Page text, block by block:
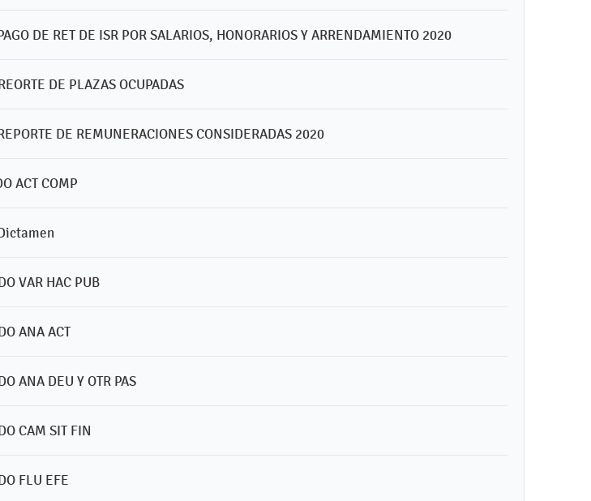
DE RET DE ISR POR SALARIOS, HONORARIOS Y ARRENDAMIENTO 2020
DE PLAZAS OCUPADAS
DE REMUNERACIONES CONSIDERADAS 2020
ACT COMP
VAR HAC PUB
ANA ACT
ANA DEU Y OTR PAS
CAM SIT FIN
FLU EFE